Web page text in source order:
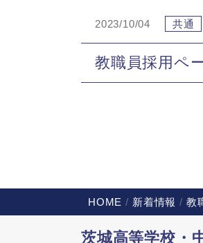
2023/10/04 共通
教職員採用ペ
HOME 新着情報 教
茨城高等学校・